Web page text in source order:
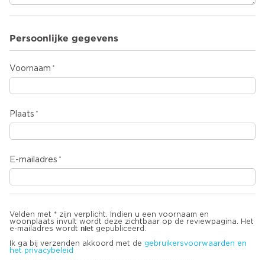
Persoonlijke gegevens
Voornaam
Plaats
E-mailadres
Velden met * zijn verplicht. Indien u een voornaam en
woonplaats invult wordt deze zichtbaar op de reviewpagina. Het
e-mailadres wordt niet gepubliceerd.
Ik ga bij verzenden akkoord met de gebruikersvoorwaarden en
het privacybeleid